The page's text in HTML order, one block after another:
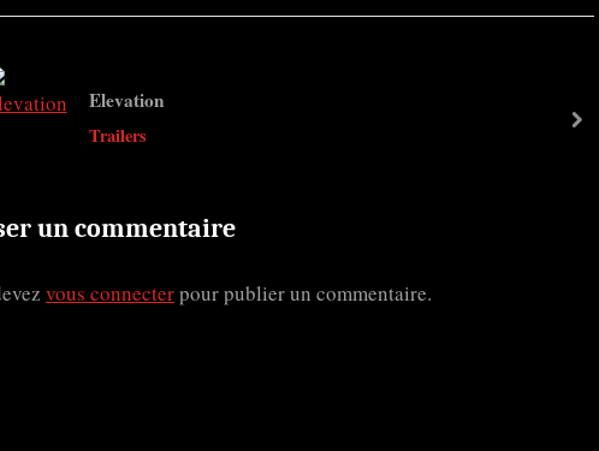
t
Elevation
Trailers next
un commentaire
vous connecterpour publier un commentaire.